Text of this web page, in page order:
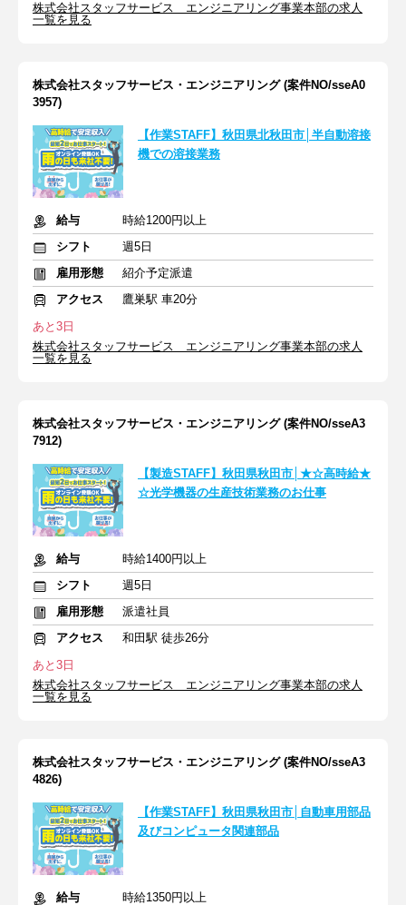
株式会社スタッフサービス エンジニアリング事業本部の求人
一覧を見る
株式会社スタッフサービス・エンジニアリング (案件NO/sseA0
3957)
【作業STAFF】秋田県北秋田市│半自動溶接
機での溶接業務
給与
時給1200円以上
シフト
週5日
雇用形態
紹介予定派遣
アクセス
鷹巣駅 車20分
あと3日
株式会社スタッフサービス エンジニアリング事業本部の求人
一覧を見る
株式会社スタッフサービス・エンジニアリング (案件NO/sseA3
7912)
【製造STAFF】秋田県秋田市│★☆高時給★
☆光学機器の生産技術業務のお仕事
給与
時給1400円以上
シフト
週5日
雇用形態
派遣社員
アクセス
和田駅 徒歩26分
あと3日
株式会社スタッフサービス エンジニアリング事業本部の求人
一覧を見る
株式会社スタッフサービス・エンジニアリング (案件NO/sseA3
4826)
【作業STAFF】秋田県秋田市│自動車用部品
及びコンピュータ関連部品
給与
時給1350円以上